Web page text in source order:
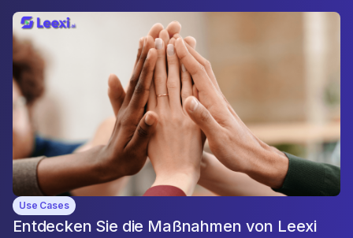
Use Cases
Entdecken Sie die Maßnahmen von Leexi